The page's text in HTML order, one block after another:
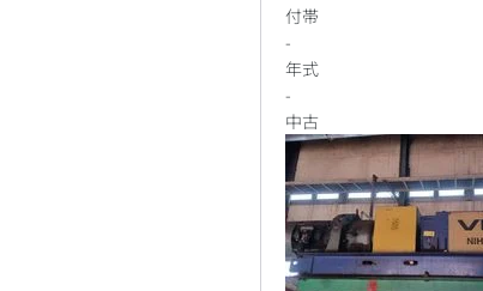
付帯
-
年式
-
中古